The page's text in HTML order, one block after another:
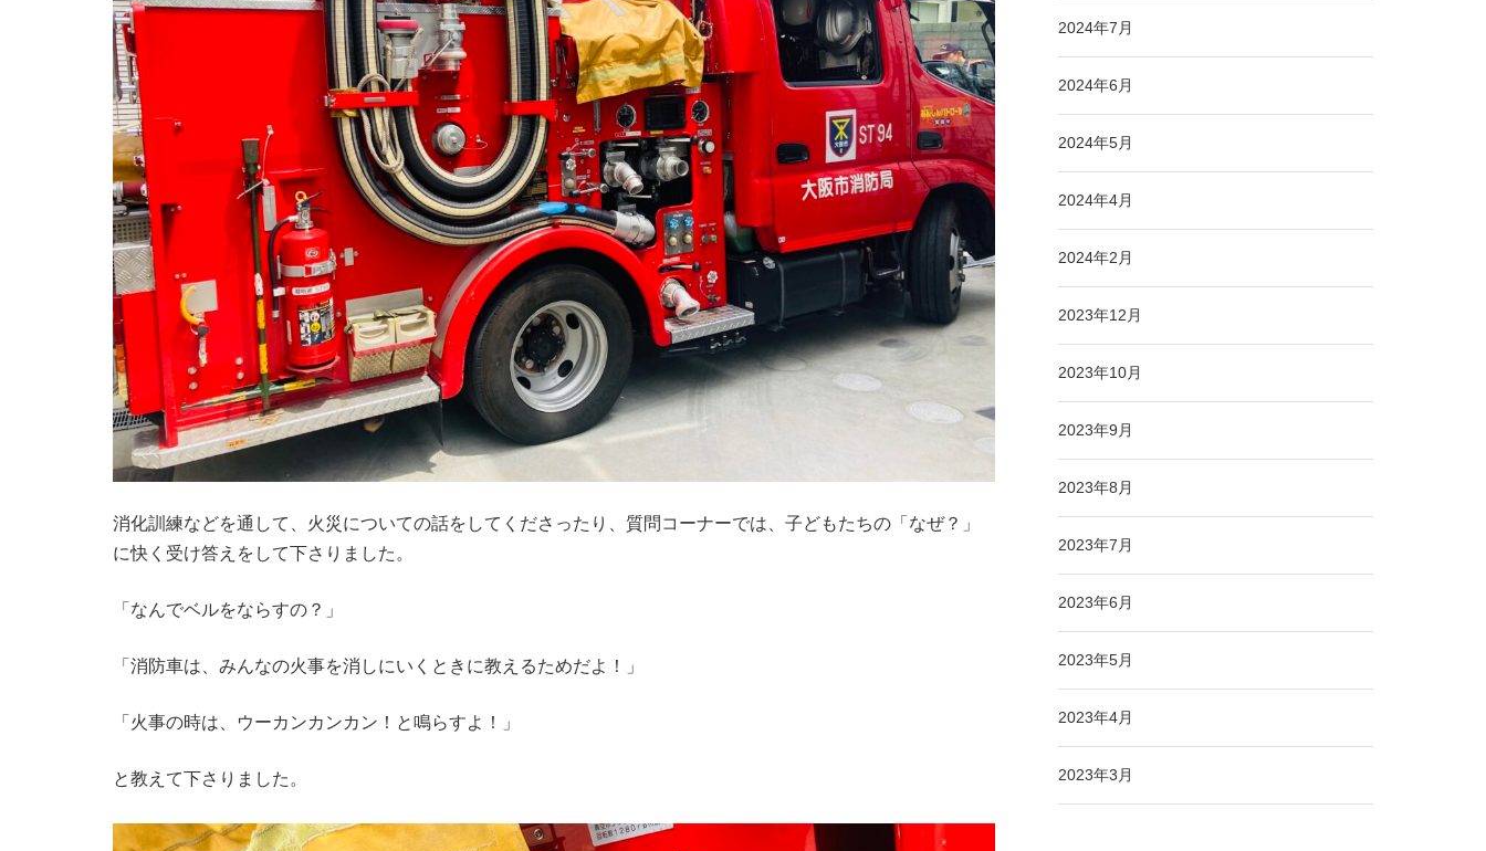
消化訓練などを通して、火災についての話をしてくださったり、質問コーナーでは、子どもたちの「なぜ？」
に快く受け答えをして下さりました。
「なんでベルをならすの？」
「消防車は、みんなの火事を消しにいくときに教えるためだよ！」
「火事の時は、ウーカンカンカン！と鳴らすよ！」
と教えて下さりました。
2024年7月
2024年6月
2024年5月
2024年4月
2024年2月
2023年12月
2023年10月
2023年9月
2023年8月
2023年7月
2023年6月
2023年5月
2023年4月
2023年3月